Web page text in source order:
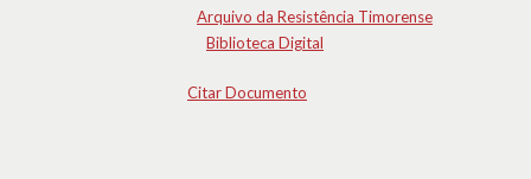
Arquivo da Resistência Timorense
Biblioteca Digital
Citar Documento